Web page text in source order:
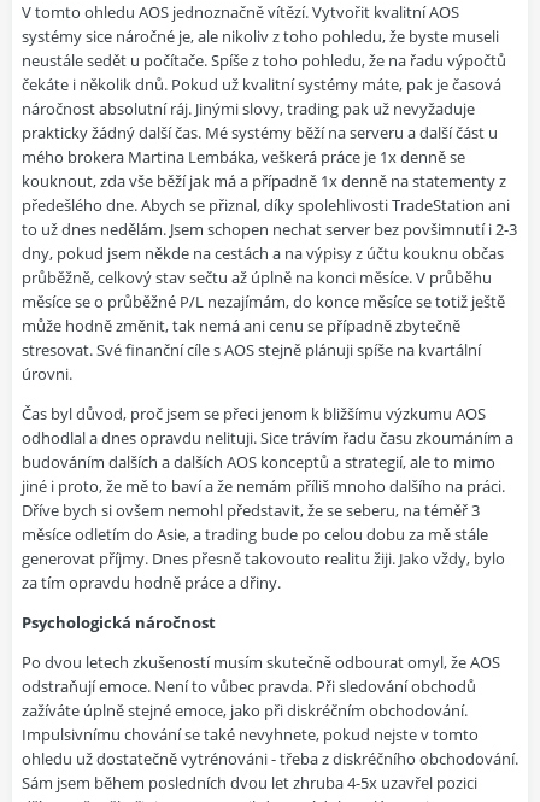
V tomto ohledu AOS jednoznačně vítězí. Vytvořit kvalitní AOS
systémy sice náročné je, ale nikoliv z toho pohledu, že byste museli
neustále sedět u počítače. Spíše z toho pohledu, že na řadu výpočtů
čekáte i několik dnů. Pokud už kvalitní systémy máte, pak je časová
náročnost absolutní ráj. Jinými slovy, trading pak už nevyžaduje
prakticky žádný další čas. Mé systémy běží na serveru a další část u
mého brokera Martina Lembáka, veškerá práce je 1x denně se
kouknout, zda vše běží jak má a případně 1x denně na statementy z
předešlého dne. Abych se přiznal, díky spolehlivosti TradeStation ani
to už dnes nedělám. Jsem schopen nechat server bez povšimnutí i 2-3
dny, pokud jsem někde na cestách a na výpisy z účtu kouknu občas
průběžně, celkový stav sečtu až úplně na konci měsíce. V průběhu
měsíce se o průběžné P/L nezajímám, do konce měsíce se totiž ještě
může hodně změnit, tak nemá ani cenu se případně zbytečně
stresovat. Své finanční cíle s AOS stejně plánuji spíše na kvartální
úrovni.
Čas byl důvod, proč jsem se přeci jenom k bližšímu výzkumu AOS
odhodlal a dnes opravdu nelituji. Sice trávím řadu času zkoumáním a
budováním dalších a dalších AOS konceptů a strategií, ale to mimo
jiné i proto, že mě to baví a že nemám příliš mnoho dalšího na práci.
Dříve bych si ovšem nemohl představit, že se seberu, na téměř 3
měsíce odletím do Asie, a trading bude po celou dobu za mě stále
generovat příjmy. Dnes přesně takovouto realitu žiji. Jako vždy, bylo
za tím opravdu hodně práce a dřiny.
Psychologická náročnost
Po dvou letech zkušeností musím skutečně odbourat omyl, že AOS
odstraňují emoce. Není to vůbec pravda. Při sledování obchodů
zažíváte úplně stejné emoce, jako při diskréčním obchodování.
Impulsivnímu chování se také nevyhnete, pokud nejste v tomto
ohledu už dostatečně vytrénováni - třeba z diskréčního obchodování.
Sám jsem během posledních dvou let zhruba 4-5x uzavřel pozici